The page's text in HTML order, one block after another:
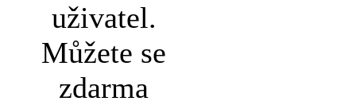
uživatel.
Můžete se
zdarma